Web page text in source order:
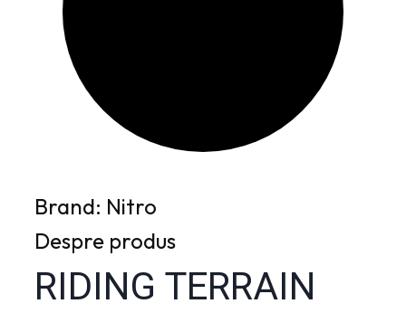
Brand: Nitro
Despre produs
RIDING TERRAIN